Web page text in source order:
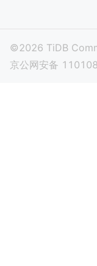
©2026 TiDB
京公网安备